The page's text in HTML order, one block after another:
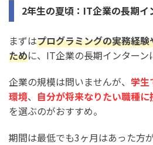
2年生の夏頃：IT企業の長期イ
まずはプログラミングの実務経
ために、IT企業の長期インターン
企業の規模は問いませんが、 学生
環境、 自分が将来なりたい職種
を選ぶのがおすすめ。
期間は最低でも3ヶ月はあった方が